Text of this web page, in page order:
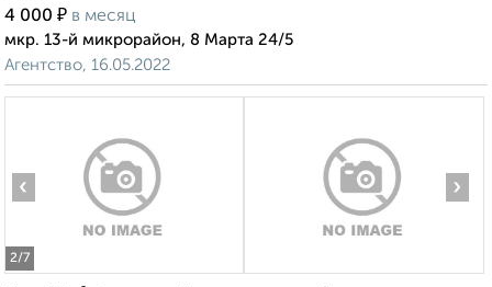
4 000 ₽ в месяц
мкр. 13-й микрорайон, 8 Марта 24/5
Агентство, 16.05.2022
2/7
‹ ›